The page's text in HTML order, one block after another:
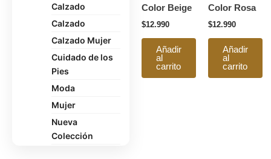
Calzado
Calzado
Calzado Mujer
Cuidado de los
Pies
Moda
Mujer
Nueva
Colección
Color Beige
$12.990
Añadir
al
carrito
Color Rosa
$12.990
Añadir
al
carrito